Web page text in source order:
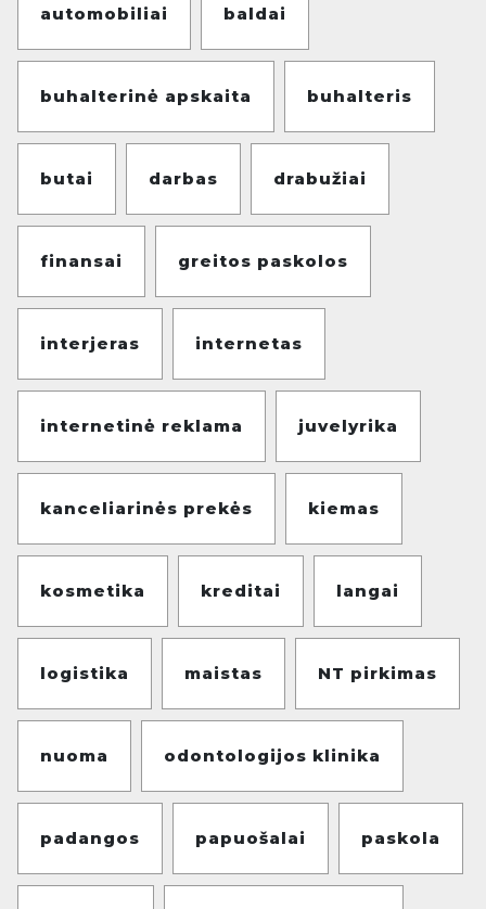
automobiliai baldai
buhalterinė apskaita buhalteris
butai darbas drabužiai
finansai greitos paskolos
interjeras internetas
internetinė reklama juvelyrika
kanceliarinės prekės kiemas
kosmetika kreditai langai
logistika maistas NT pirkimas
nuoma odontologijos klinika
padangos papuošalai paskola